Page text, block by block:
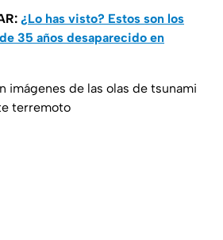
¿Lo has visto? Estos son los
35 años desaparecido en
imágenes de las olas de tsunami
terremoto